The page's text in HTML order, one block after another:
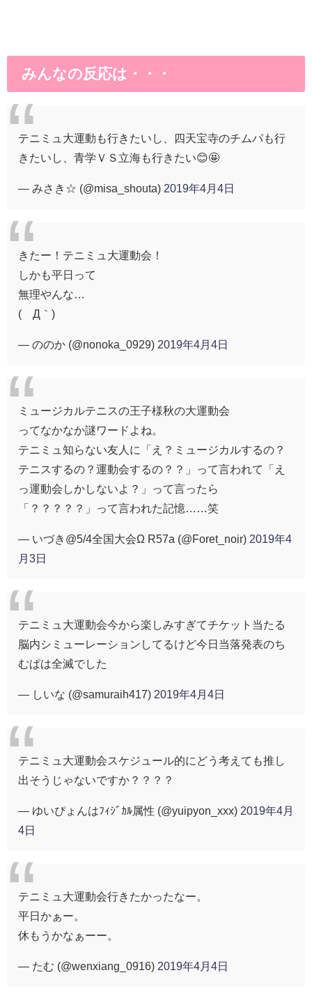
みんなの反応は・・・
テニミュ大運動も行きたいし、四天宝寺のチムパも行
きたいし、青学ＶＳ立海も行きたい😊🤩
— みさき☆ (@misa_shouta) 2019年4月4日
きたー！テニミュ大運動会！
しかも平日って
無理やんな…
(´Д｀)
— ののか (@nonoka_0929) 2019年4月4日
ミュージカルテニスの王子様秋の大運動会
ってなかなか謎ワードよね。
テニミュ知らない友人に「え？ミュージカルするの？
テニスするの？運動会するの？？」って言われて「え
っ運動会しかしないよ？」って言ったら
「？？？？？」って言われた記憶……笑
— いづき@5/4全国大会Ω R57a (@Foret_noir) 2019年4
月3日
テニミュ大運動会今から楽しみすぎてチケット当たる
脳内シミューレーションしてるけど今日当落発表のち
むぱは全滅でした
— しいな (@samuraih417) 2019年4月4日
テニミュ大運動会スケジュール的にどう考えても推し
出そうじゃないですか？？？？
— ゆいぴょんはﾌｨｼﾞｶﾙ属性 (@yuipyon_xxx) 2019年4月
4日
テニミュ大運動会行きたかったなー。
平日かぁー。
休もうかなぁーー。
— たむ (@wenxiang_0916) 2019年4月4日